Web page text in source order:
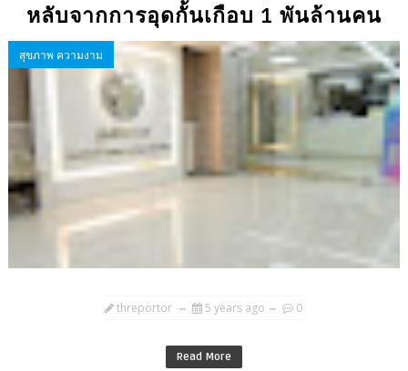
หลับจากการอุดกั้นเกือบ 1 พันล้านคน
สุขภาพ ความงาม
threportor 5 years ago 0
Read More